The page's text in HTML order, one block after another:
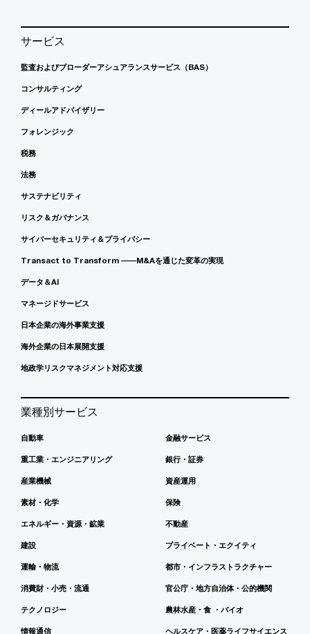
サービス
監査およびブローダーアシュアランスサービス（BAS）
コンサルティング
ディールアドバイザリー
フォレンジック
税務
法務
サステナビリティ
リスク＆ガバナンス
サイバーセキュリティ＆プライバシー
Transact to Transform ――M&Aを通じた変革の実現
データ＆AI
マネージドサービス
日本企業の海外事業支援
海外企業の日本展開支援
地政学リスクマネジメント対応支援
業種別サービス
自動車
重工業・エンジニアリング
産業機械
素材・化学
エネルギー・資源・鉱業
建設
運輸・物流
消費財・小売・流通
テクノロジー
情報通信
金融サービス
銀行・証券
資産運用
保険
不動産
プライベート・エクイティ
都市・インフラストラクチャー
官公庁・地方自治体・公的機関
農林水産・食 ・バイオ
ヘルスケア・医薬ライフサイエンス